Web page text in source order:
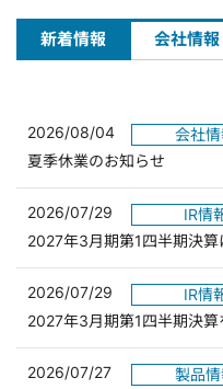
新着情報 会社情報
2026/08/04
会社情
夏季休業のお知らせ
2026/07/29
IR情
2027年3月期第1四半期決算
2026/07/29
IR情
2027年3月期第1四半期決算
2026/07/27
製品情